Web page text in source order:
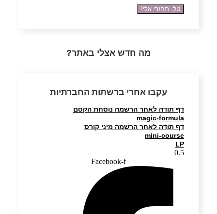
טל, תחזרי אלי!
מה חדש אצלי באתר?
עקבו אחרי ברשתות החברתיות
דף תודה לאחר הרשמה נוסחת הקסם
magic-formula
דף תודה לאחר הרשמה מיני קורס
mini-course
LP
Facebook-f